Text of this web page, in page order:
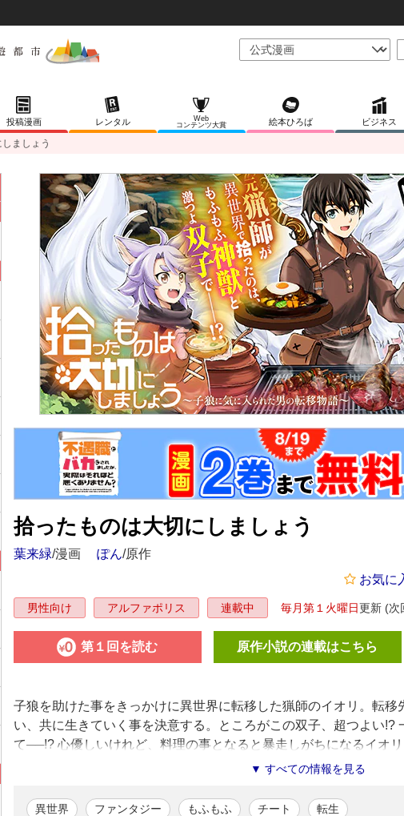
投稿漫画 レンタル
Web
コンテンツ大賞
絵本ひろば ビジネス
ましょう
拾ったものは大切にしましょう
葉来緑/漫画 ぽん/原作
お気に
男性向け アルファポリス 連載中 毎月第１火曜日更新 (次
第１回を読む 原作小説の連載はこちら
子狼を助けた事をきっかけに異世界に転移した猟師のイオリ。転
い、共に生きていく事を決意する。ところがこの双子、超つよい!?
て──!? 心優しいけれど、料理の事となると暴走しがちになるイオ
よる、楽しく充実した異世界ライフが幕を開ける！ アルファポリ
▼ すべての情報を見る
異世界 ファンタジー もふもふ チート 転生